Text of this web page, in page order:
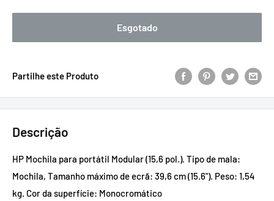
Esgotado
Partilhe este Produto
Descrição
HP Mochila para portátil Modular (15,6 pol.). Tipo de mala:
Mochila, Tamanho máximo de ecrã: 39,6 cm (15.6"). Peso: 1,54
kg. Cor da superfície: Monocromático